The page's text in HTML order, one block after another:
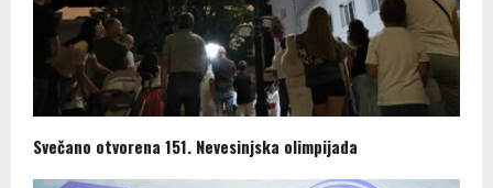
Svečano otvorena 151. Nevesinjska olimpijada